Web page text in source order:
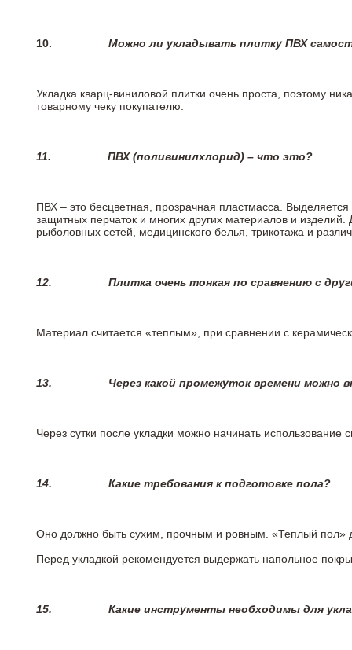
10. Можно ли укладывать плитку ПВХ
Укладка кварц-виниловой плитки очень проста, поэтому
товарному чеку покупателю.
11. ПВХ (поливинилхлорид) – что это?
ПВХ – это бесцветная, прозрачная пластмасса.
защитных перчаток и многих других материалов и
рыболовных сетей, медицинского белья, трикотажа и
12. Плитка очень тонкая по сравнению с
Материал считается «теплым», при сравнении с
13. Через какой промежуток времени можно
Через сутки после укладки можно начинать
14. Какие требования к подготовке пола?
Оно должно быть сухим, прочным и ровным. «Теплый пол»
Перед укладкой рекомендуется выдержать напольное
15. Какие инструменты необходимы для